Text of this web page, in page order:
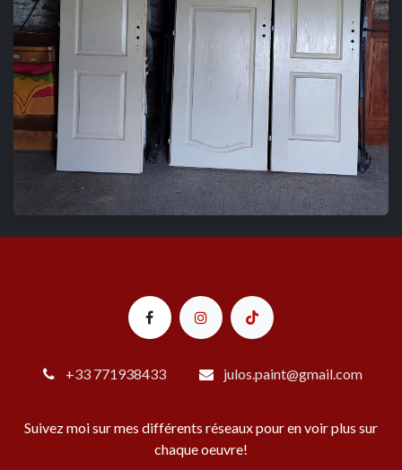
+33 771938433 julos.paint@gmail.com
Suivez moi sur mes différents réseaux pour en voir plus sur
chaque oeuvre!